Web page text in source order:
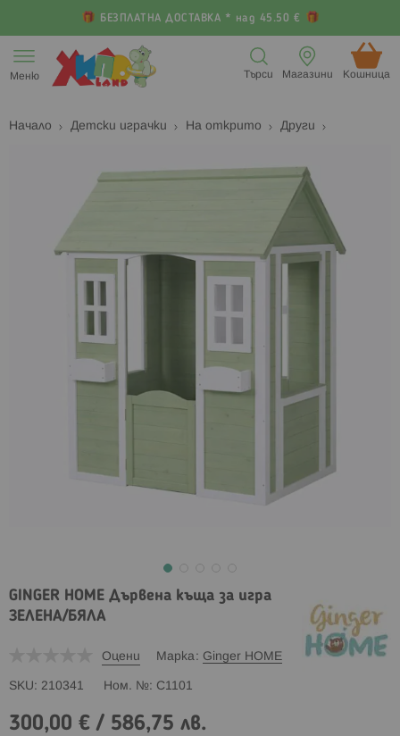
БЕЗПЛАТНА ДОСТАВКА * над 45.50 €
към
съдържанието
Меню Кошница (
Магазини
Търси
Начало Детски играчки На открито Други
галерията
изображенията
GINGER HOME Дървена къща за игра
ЗЕЛЕНА/БЯЛА
Оцени Марка Ginger HOME
SKU 210341 Ном. № C1101
300,00 € / 586,75 лв.